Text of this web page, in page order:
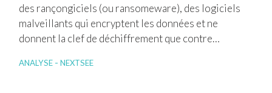
des rançongiciels (ou ransomeware), des logiciels
malveillants qui encryptent les données et ne
donnent la clef de déchiffrement que contre…
ANALYSE -NEXTSEE